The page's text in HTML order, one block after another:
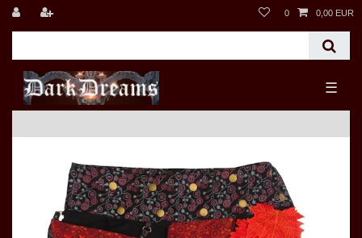
0 0,00 EUR
☰